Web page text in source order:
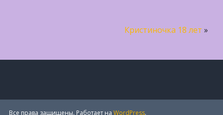
Кристиночка 18 лет »
Все права защищены. Работает на WordPress.